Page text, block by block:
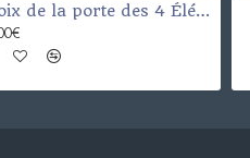
Croix de la porte des 4 Éléments (Santé-argent-chance-et protection)